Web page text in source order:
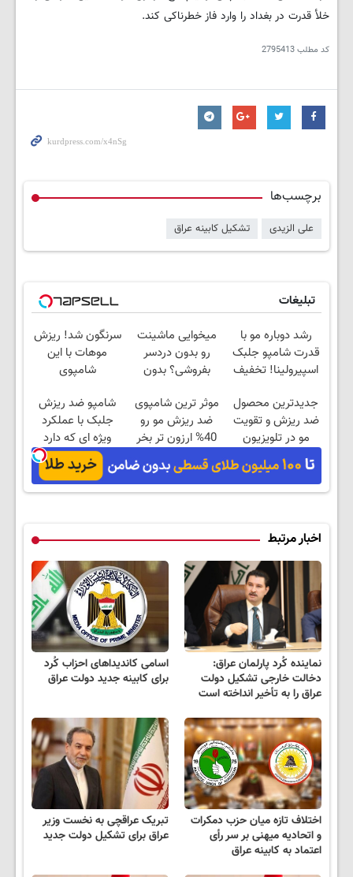
خلأ قدرت در بغداد را وارد فاز خطرناکی کند.
کد مطلب2795413
برچسب‌ها
علی الزیدی تشکیل کابینه عراق
تبلیغات
رشد دوباره مو با
قدرت شامپو جلبک
اسپیرولینا! تخفیف
میخوایی ماشینت
رو بدون دردسر
بفروشی؟ بدون
سرنگون شد! ریزش
موهات با این
شامپوی
جدیدترین محصول
ضد ریزش و تقویت
مو در تلویزیون
معرفی شد! خرید با
تخفیف
موثر ترین شامپوی
ضد ریزش مو رو
40% ارزون تر بخر
شامپو ضد ریزش
جلبک با عملکرد
ویژه ای که دارد
سوژه رسانه ها شد
اخبار مرتبط
نماینده کُرد پارلمان عراق:
دخالت خارجی تشکیل دولت
عراق را به تأخیر انداخته است
اسامی کاندیداهای احزاب کُرد
برای کابینه جدید دولت عراق
اختلاف تازه میان حزب دمکرات
و اتحادیه میهنی بر سر رأی
اعتماد به کابینه عراق
تبریک عراقچی به نخست وزیر
عراق برای تشکیل دولت جدید